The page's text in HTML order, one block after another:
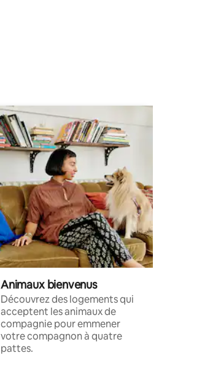
Animaux bienvenus
Découvrez des logements qui
acceptent les animaux de
compagnie pour emmener
votre compagnon à quatre
pattes.